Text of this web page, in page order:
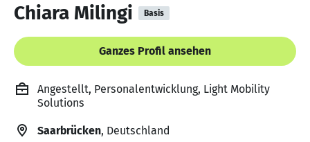
Chiara Milingi Basis
Ganzes Profil ansehen
Angestellt, Personalentwicklung, Light Mobility
Solutions
Saarbrücken, Deutschland